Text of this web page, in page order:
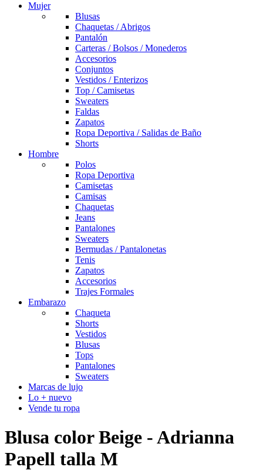
Mujer
Blusas
Chaquetas / Abrigos
Pantalón
Carteras / Bolsos / Monederos
Accesorios
Conjuntos
Vestidos / Enterizos
Top / Camisetas
Sweaters
Faldas
Zapatos
Ropa Deportiva / Salidas de Baño
Shorts
Hombre
Polos
Ropa Deportiva
Camisetas
Camisas
Chaquetas
Jeans
Pantalones
Sweaters
Bermudas / Pantalonetas
Tenis
Zapatos
Accesorios
Trajes Formales
Embarazo
Chaqueta
Shorts
Vestidos
Blusas
Tops
Pantalones
Sweaters
Marcas de lujo
Lo + nuevo
Vende tu ropa
Blusa color Beige - Adrianna
Papell talla M